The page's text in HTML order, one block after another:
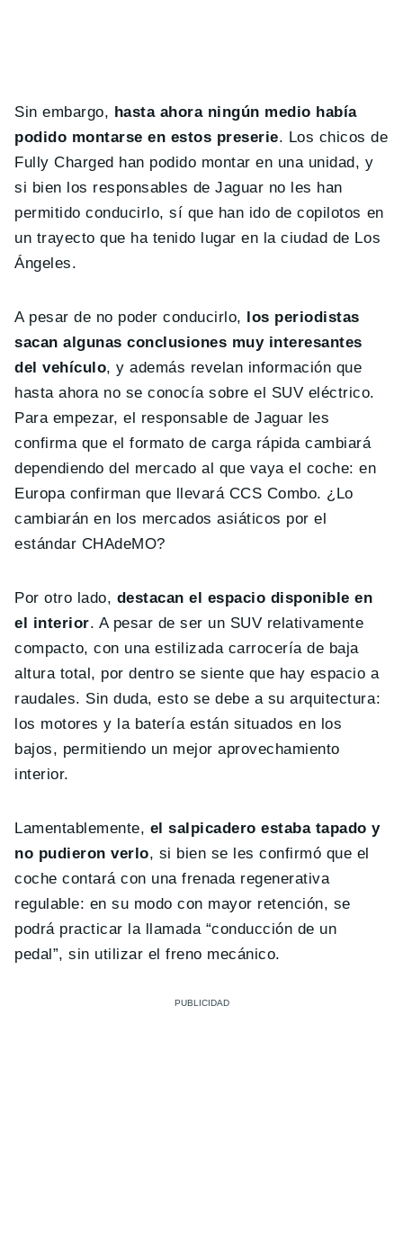
Sin embargo, hasta ahora ningún medio había
podido montarse en estos preserie. Los chicos de
Fully Charged han podido montar en una unidad, y
si bien los responsables de Jaguar no les han
permitido conducirlo, sí que han ido de copilotos en
un trayecto que ha tenido lugar en la ciudad de Los
Ángeles.
A pesar de no poder conducirlo,
los periodistas
sacan algunas conclusiones muy interesantes
del vehículo, y además revelan información que
hasta ahora no se conocía sobre el SUV eléctrico.
Para empezar, el responsable de Jaguar les
confirma que el formato de carga rápida cambiará
dependiendo del mercado al que vaya el coche: en
Europa confirman que llevará CCS Combo. ¿Lo
cambiarán en los mercados asiáticos por el
estándar CHAdeMO?
Por otro lado, destacan el espacio disponible en
el interior. A pesar de ser un SUV relativamente
compacto, con una estilizada carrocería de baja
altura total, por dentro se siente que hay espacio a
raudales. Sin duda, esto se debe a su arquitectura:
los motores y la batería están situados en los
bajos, permitiendo un mejor aprovechamiento
interior.
Lamentablemente, el salpicadero estaba tapado y
no pudieron verlo, si bien se les confirmó que el
coche contará con una frenada regenerativa
regulable: en su modo con mayor retención, se
podrá practicar la llamada “conducción de un
pedal”, sin utilizar el freno mecánico.